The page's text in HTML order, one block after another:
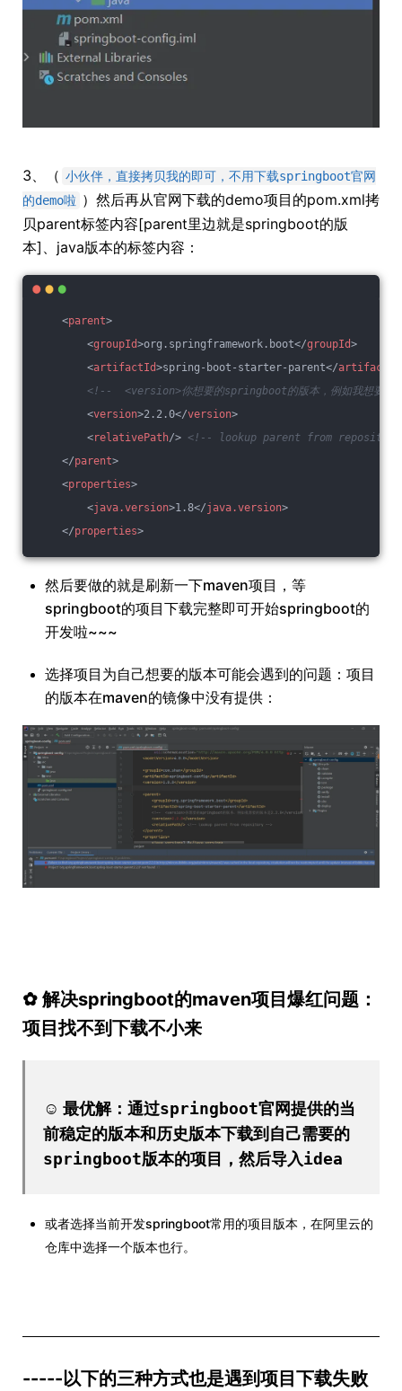
3、（ 小伙伴，直接拷贝我的即可，不用下载springboot官网
的demo啦 ）然后再从官网下载的demo项目的pom.xml拷
贝parent标签内容[parent里边就是springboot的版
本]、java版本的标签内容：
<parent>
<groupId>org.springframework.boot</groupId>
<artifactId>spring-boot-starter-parent</artifactId
<!--  <version>你想要的springboot的版本，例如我想要
<version>2.2.0</version>
<relativePath/> <!-- lookup parent from
</parent>
<properties>
<java.version>1.8</java.version>
</properties>
然后要做的就是刷新一下maven项目，等
springboot的项目下载完整即可开始springboot的
开发啦~~~
选择项目为自己想要的版本可能会遇到的问题：项目
的版本在maven的镜像中没有提供：
✿ 解决springboot的maven项目爆红问题：
项目找不到下载不小来
☺ 最优解：通过springboot官网提供的当
前稳定的版本和历史版本下载到自己需要的
springboot版本的项目，然后导入idea
或者选择当前开发springboot常用的项目版本，在阿里云的
仓库中选择一个版本也行。
-----以下的三种方式也是遇到项目下载失败